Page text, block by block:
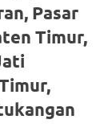
Pasar
Timur,